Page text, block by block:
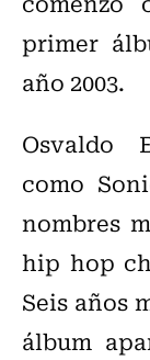
primer
año 2003.
Osvaldo
como
nombres
hip hop
Seis años
álbum